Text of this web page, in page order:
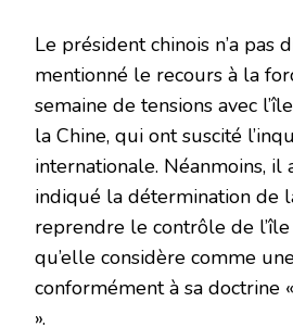
Le président chinois n’a pas
mentionné le recours à la
semaine de tensions avec
la Chine, qui ont suscité
internationale. Néanmoins, il
indiqué la détermination de
reprendre le contrôle de
qu’elle considère comme
conformément à sa doctrine
».